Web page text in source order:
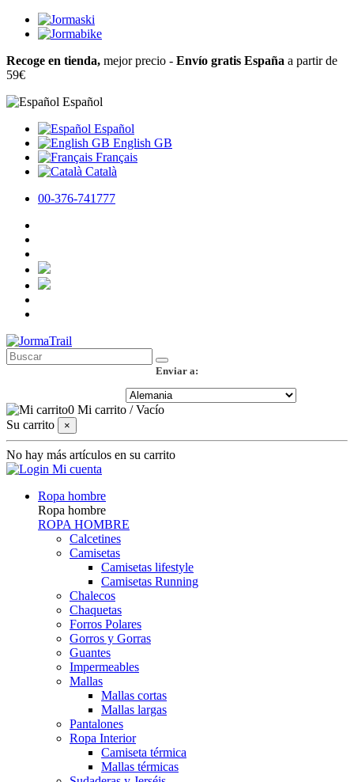
Recoge en tienda, mejor precio - Envío gratis España a partir de
59€
Español
Español
English GB
Français
Català
00-376-741777
Enviar a:
0 Mi carrito /Vacío
Su carrito
×
No hay más artículos en su carrito
Mi cuenta
Ropa hombre
Ropa hombre
ROPA HOMBRE
Calcetines
Camisetas
Camisetas lifestyle
Camisetas Running
Chalecos
Chaquetas
Forros Polares
Gorros y Gorras
Guantes
Impermeables
Mallas
Mallas cortas
Mallas largas
Pantalones
Ropa Interior
Camiseta térmica
Mallas térmicas